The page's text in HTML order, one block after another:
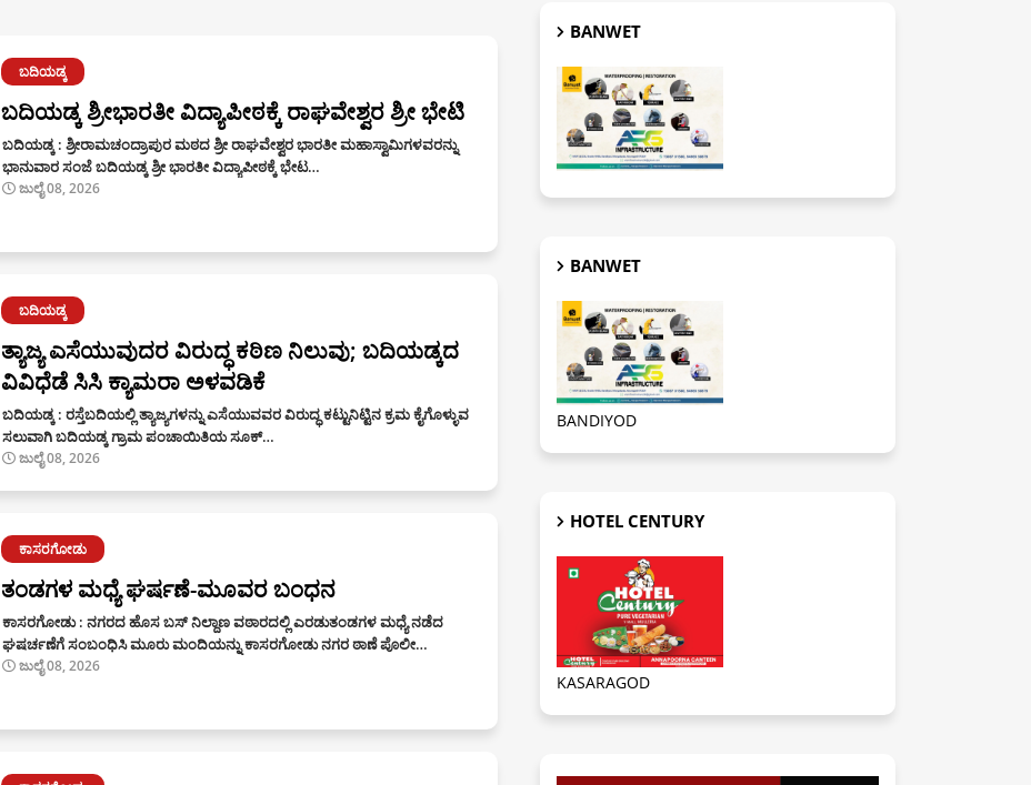
ಬದಿಯಡ್ಕ
ಬದಿಯಡ್ಕ ಶ್ರೀಭಾರತೀ ವಿದ್ಯಾಪೀಠಕ್ಕೆ ರಾಘವೇಶ್ವರ ಶ್ರೀ ಭೇಟಿ
ಬದಿಯಡ್ಕ : ಶ್ರೀರಾಮಚಂದ್ರಾಪುರ ಮಠದ ಶ್ರೀ ರಾಘವೇಶ್ವರ ಭಾರತೀ ಮಹಾಸ್ವಾಮಿಗಳವರನ್ನು
ಭಾನುವಾರ ಸಂಜೆ ಬದಿಯಡ್ಕ ಶ್ರೀ ಭಾರತೀ ವಿದ್ಯಾಪೀಠಕ್ಕೆ ಭೇಟ…
ಜುಲೈ 08, 2026
ಬದಿಯಡ್ಕ
ತ್ಯಾಜ್ಯ ಎಸೆಯುವುದರ ವಿರುದ್ಧ ಕಠಿಣ ನಿಲುವು; ಬದಿಯಡ್ಕದ
ವಿವಿಧೆಡೆ ಸಿಸಿ ಕ್ಯಾಮರಾ ಅಳವಡಿಕೆ
ಬದಿಯಡ್ಕ : ರಸ್ತೆಬದಿಯಲ್ಲಿ ತ್ಯಾಜ್ಯಗಳನ್ನು ಎಸೆಯುವವರ ವಿರುದ್ಧ ಕಟ್ಟುನಿಟ್ಟಿನ ಕ್ರಮ ಕೈಗೊಳ್ಳುವ
ಸಲುವಾಗಿ ಬದಿಯಡ್ಕ ಗ್ರಾಮ ಪಂಚಾಯಿತಿಯ ಸೂಕ್…
ಜುಲೈ 08, 2026
ಕಾಸರಗೋಡು
ತಂಡಗಳ ಮಧ್ಯೆ ಘರ್ಷಣೆ-ಮೂವರ ಬಂಧನ
ಕಾಸರಗೋಡು : ನಗರದ ಹೊಸ ಬಸ್ ನಿಲ್ದಾಣ ವಠಾರದಲ್ಲಿ ಎರಡುತಂಡಗಳ ಮಧ್ಯೆ ನಡೆದ
ಘಷರ್ಚಣೆಗೆ ಸಂಬಂಧಿಸಿ ಮೂರು ಮಂದಿಯನ್ನು ಕಾಸರಗೋಡು ನಗರ ಠಾಣೆ ಪೊಲೀ…
ಜುಲೈ 08, 2026
BANWET
BANWET
BANDIYOD
HOTEL CENTURY
KASARAGOD